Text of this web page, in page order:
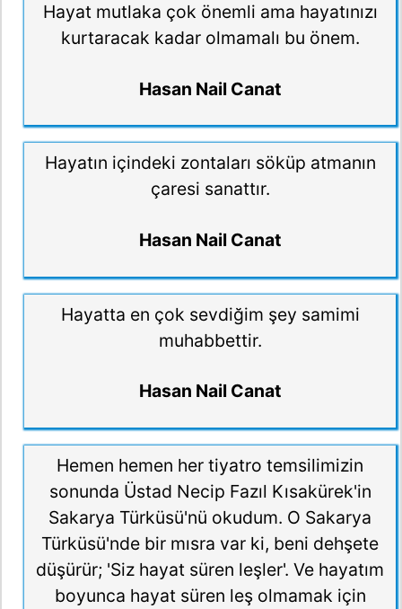
Hayat mutlaka çok önemli ama hayatınızı
kurtaracak kadar olmamalı bu önem.
Hasan Nail Canat
Hayatın içindeki zontaları söküp atmanın
çaresi sanattır.
Hasan Nail Canat
Hayatta en çok sevdiğim şey samimi
muhabbettir.
Hasan Nail Canat
Hemen hemen her tiyatro temsilimizin
sonunda Üstad Necip Fazıl Kısakürek'in
Sakarya Türküsü'nü okudum. O Sakarya
Türküsü'nde bir mısra var ki, beni dehşete
düşürür; 'Siz hayat süren leşler'. Ve hayatım
boyunca hayat süren leş olmamak için